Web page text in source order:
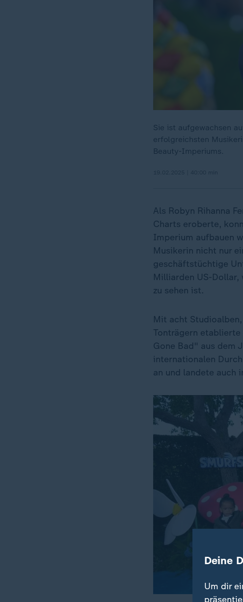
Sie ist aufgewachsen
erfolgreichsten
Beauty-Imperiums.
Als Robyn Rihanna
Charts eroberte,
Imperium aufbauen
Musikerin nicht nur
geschäftstüchtige
Milliarden US-
zu sehen ist.
Mit acht
Tonträgern
Gone Bad" aus dem
internationalen
an und landete auch
Deine
Um dir